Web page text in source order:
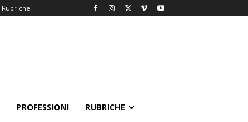
Rubriche
PROFESSIONI RUBRICHE